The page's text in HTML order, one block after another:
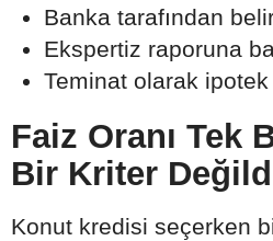
Banka tarafından
Ekspertiz raporuna
Teminat olarak
Faiz Oranı Tek
Bir Kriter
Konut kredisi seçerken